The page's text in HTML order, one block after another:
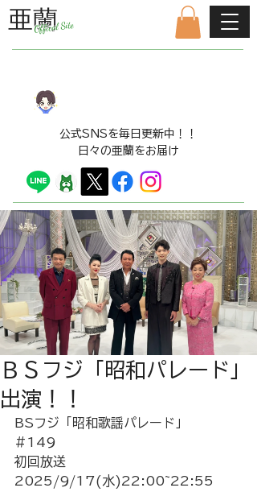
亜蘭
Offical Site
​公式SNSを毎日更新中！！
日々の亜蘭をお届け
ＢＳフジ「昭和パレード」
出演！！
BSフジ「昭和歌謡パレード」
#149
初回放送
2025/9/17(水)22:00~22:55